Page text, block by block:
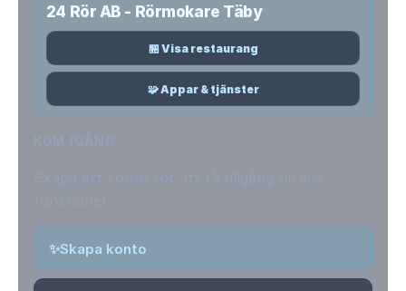
24 Rör AB - Rörmokare Täby
🏪 Visa restaurang
🧩 Appar & tjänster
✨Skapa konto